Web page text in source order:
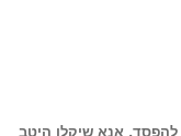
להפסד. אנא שיקלו היטב